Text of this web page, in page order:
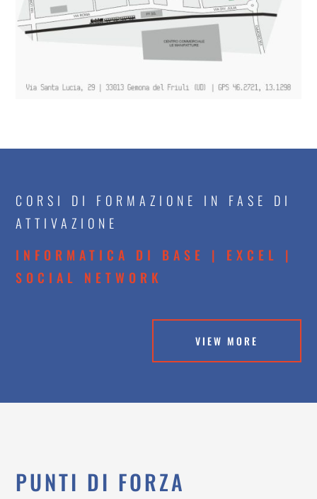
CORSI DI FORMAZIONE IN FASE DI
ATTIVAZIONE
INFORMATICA DI BASE | EXCEL |
SOCIAL NETWORK
VIEW MORE
PUNTI DI FORZA